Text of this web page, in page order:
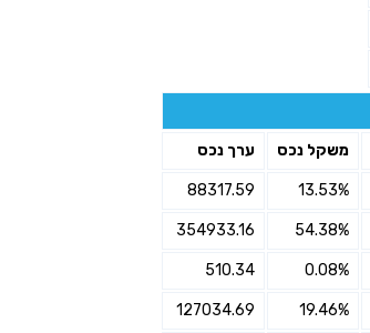
משקל נכס ערך נכס
13.53%
88317.59
54.38%
354933.16
0.08%
510.34
19.46%
127034.69